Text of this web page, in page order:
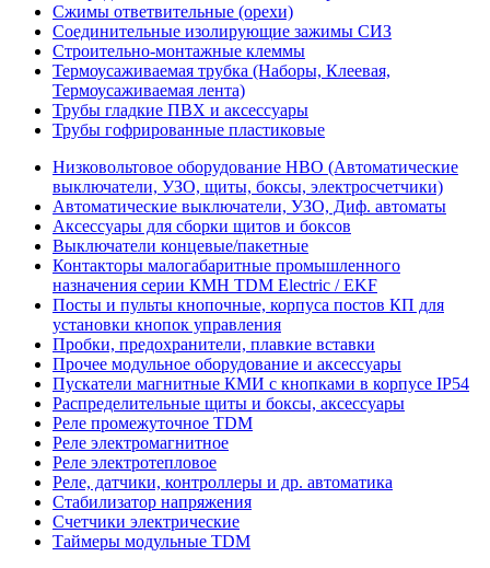
Сжимы ответвительные (орехи)
Соединительные изолирующие зажимы СИЗ
Строительно-монтажные клеммы
Термоусаживаемая трубка (Наборы, Клеевая,
Термоусаживаемая лента)
Трубы гладкие ПВХ и аксессуары
Трубы гофрированные пластиковые
Низковольтовое оборудование НВО (Автоматические
выключатели, УЗО, щиты, боксы, электросчетчики)
Автоматические выключатели, УЗО, Диф. автоматы
Аксессуары для сборки щитов и боксов
Выключатели концевые/пакетные
Контакторы малогабаритные промышленного
назначения серии КМН TDM Electric / EKF
Посты и пульты кнопочные, корпуса постов КП для
установки кнопок управления
Пробки, предохранители, плавкие вставки
Прочее модульное оборудование и аксессуары
Пускатели магнитные КМИ с кнопками в корпусе IP54
Распределительные щиты и боксы, аксессуары
Реле промежуточное TDM
Реле электромагнитное
Реле электротепловое
Реле, датчики, контроллеры и др. автоматика
Стабилизатор напряжения
Счетчики электрические
Таймеры модульные TDM